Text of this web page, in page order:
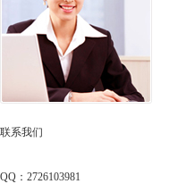
联系我们
QQ：2726103981